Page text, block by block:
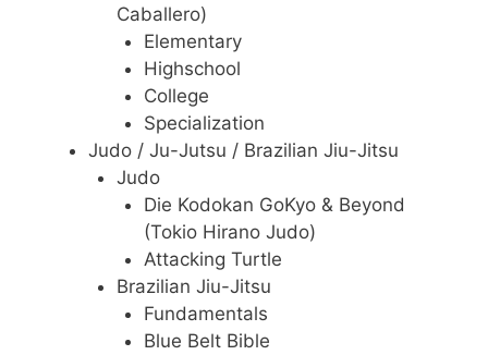
Caballero)
Elementary
Highschool
College
Specialization
Judo / Ju-Jutsu / Brazilian Jiu-Jitsu
Judo
Die Kodokan GoKyo & Beyond
(Tokio Hirano Judo)
Attacking Turtle
Brazilian Jiu-Jitsu
Fundamentals
Blue Belt Bible